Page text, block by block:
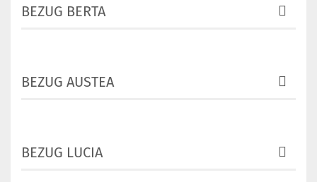
BEZUG BERTA
BEZUG AUSTEA
BEZUG LUCIA